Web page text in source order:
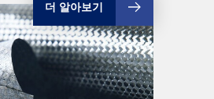
더 알아보기